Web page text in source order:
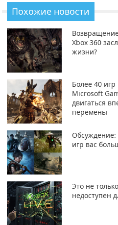
Похожие новости
Xbox 360
жизни?
Более 40 игр
Microsoft
двигаться
перемены
Обсуждение:
игр вас
Это не
недоступен